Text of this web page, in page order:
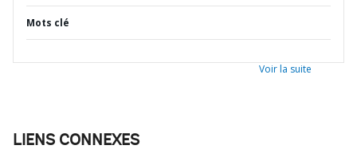
Mots clé
Voir la suite
LIENS CONNEXES